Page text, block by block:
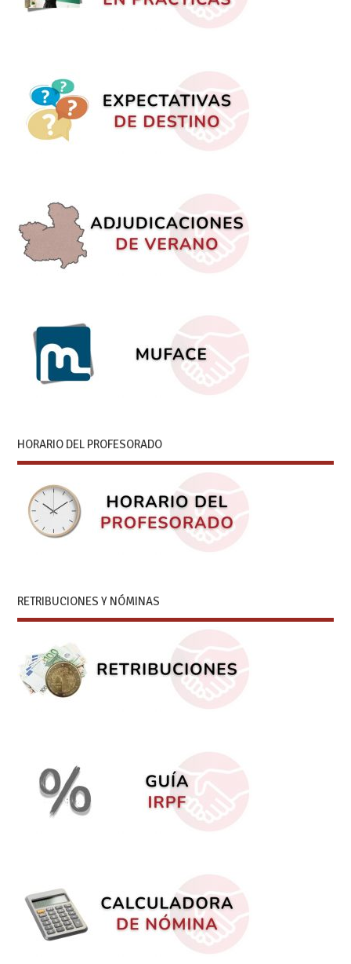
HORARIO DEL PROFESORADO
RETRIBUCIONES Y NÓMINAS